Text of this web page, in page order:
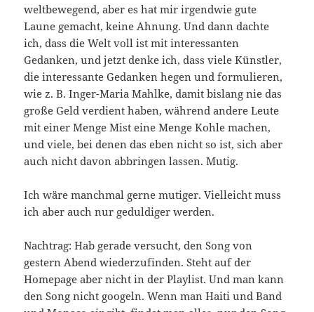
weltbewegend, aber es hat mir irgendwie gute
Laune gemacht, keine Ahnung. Und dann dachte
ich, dass die Welt voll ist mit interessanten
Gedanken, und jetzt denke ich, dass viele Künstler,
die interessante Gedanken hegen und formulieren,
wie z. B. Inger-Maria Mahlke, damit bislang nie das
große Geld verdient haben, während andere Leute
mit einer Menge Mist eine Menge Kohle machen,
und viele, bei denen das eben nicht so ist, sich aber
auch nicht davon abbringen lassen. Mutig.
Ich wäre manchmal gerne mutiger. Vielleicht muss
ich aber auch nur geduldiger werden.
Nachtrag: Hab gerade versucht, den Song von
gestern Abend wiederzufinden. Steht auf der
Homepage aber nicht in der Playlist. Und man kann
den Song nicht googeln. Wenn man Haiti und Band